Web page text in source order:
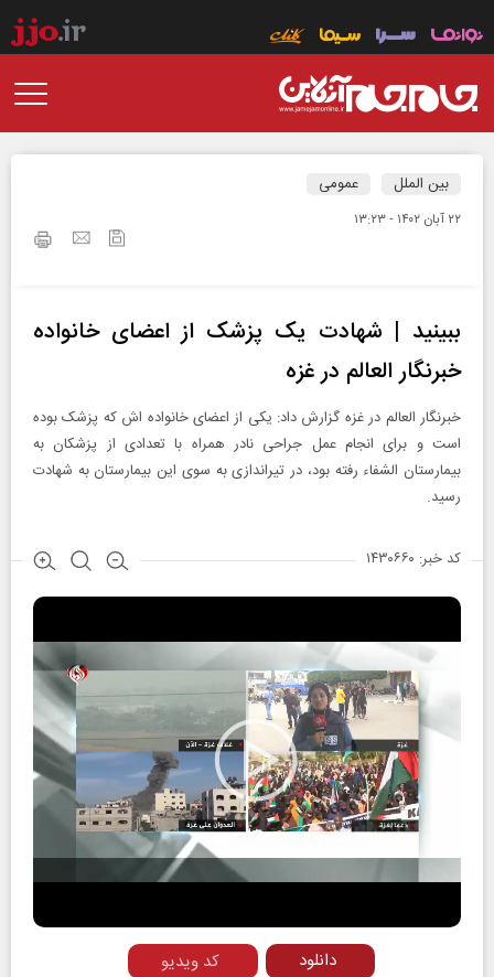
بین الملل عمومی
۲۲ آبان ۱۴۰۲ - ۱۳:۲۳
ببینید | شهادت یک پزشک از اعضای خانواده
خبرنگار العالم در غزه
خبرنگار العالم در غزه گزارش داد: یکی از اعضای خانواده اش که پزشک بوده
است و برای انجام عمل جراحی نادر همراه با تعدادی از پزشکان به
بیمارستان الشفاء رفته بود، در تیراندازی به سوی این بیمارستان به شهادت
رسید.
کد خبر: ۱۴۳۰۶۶۰
Play
Video
کد ویدیو
دانلود